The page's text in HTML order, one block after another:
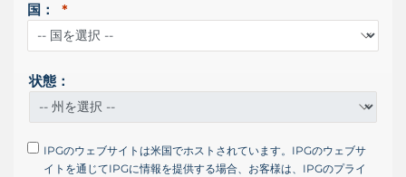
国
+
1
国：
状態：
IPGのウェブサイトは米国でホストされています。IPGのウェブサ
イトを通じてIPGに情報を提供する場合、お客様は、IPGのプライ